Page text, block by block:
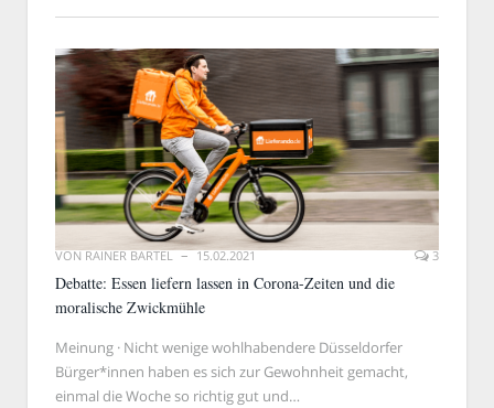
VONRAINER BARTEL 15.02.2021 3
Debatte: Essen liefern lassen in Corona-Zeiten und die
moralische Zwickmühle
Meinung · Nicht wenige wohlhabendere Düsseldorfer
Bürger*innen haben es sich zur Gewohnheit gemacht,
einmal die Woche so richtig gut und…